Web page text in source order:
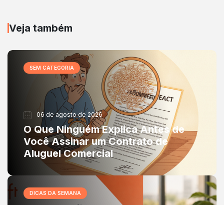
Veja também
SEM CATEGORIA
06 de agosto de 2026
O Que Ninguém Explica Antes de
Você Assinar um Contrato de
Aluguel Comercial
DICAS DA SEMANA